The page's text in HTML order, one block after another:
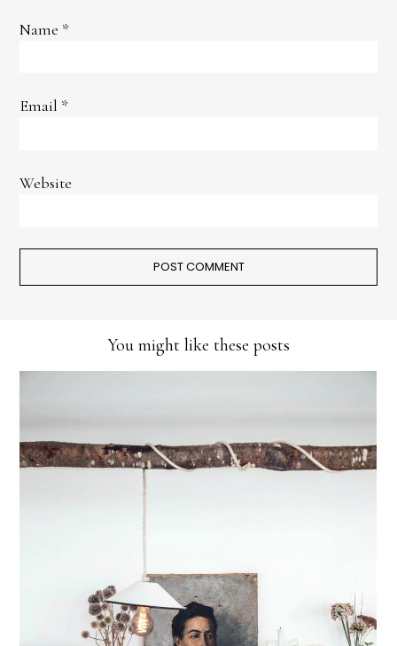
Name *
Email *
Website
You might like these posts